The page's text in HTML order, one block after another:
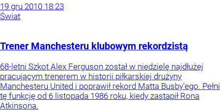
19 gru 2010 18:23
Świat
Trener Manchesteru klubowym rekordzistą
68-letni Szkot Alex Ferguson został w niedzielę najdłużej
pracującym trenerem w historii piłkarskiej drużyny
Manchesteru United i poprawił rekord Matta Busby'ego. Pełni
tę funkcję od 6 listopada 1986 roku, kiedy zastapił Rona
Atkinsona.